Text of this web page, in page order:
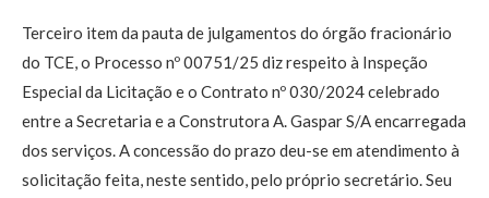
Terceiro item da pauta de julgamentos do órgão fracionário
do TCE, o Processo nº 00751/25 diz respeito à Inspeção
Especial da Licitação e o Contrato nº 030/2024 celebrado
entre a Secretaria e a Construtora A. Gaspar S/A encarregada
dos serviços. A concessão do prazo deu-se em atendimento à
solicitação feita, neste sentido, pelo próprio secretário. Seu